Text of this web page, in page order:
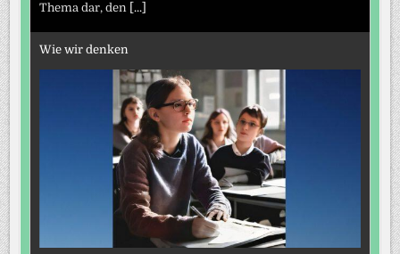
Thema dar, den [...]
Wie wir denken